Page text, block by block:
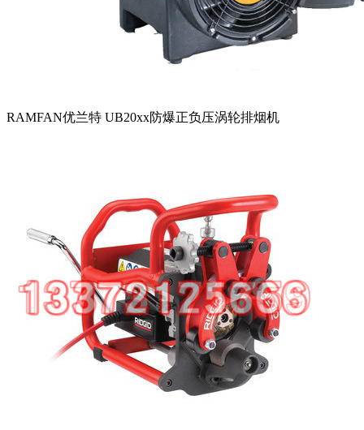
RAMFAN优兰特 UB20xx防爆正负压涡轮排烟机